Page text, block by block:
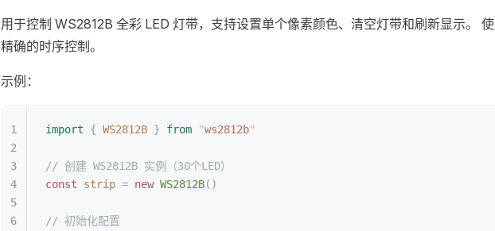
用于控制 WS2812B 全彩 LED 灯带，支持设置单个像素颜色、清空灯带和刷新显示。
精确的时序控制。
示例：
import { WS2812B } from "ws2812b"
// 创建 WS2812B 实例（30个LED）
const strip = new WS2812B()
// 初始化配置